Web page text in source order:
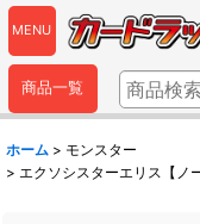
MENU
商品一覧
ホーム > モンスター
> エクソシスターエリス【ノ